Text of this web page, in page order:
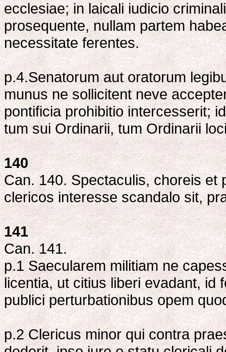
ecclesiae; in laicali iudicio
prosequente, nullam partem
necessitate ferentes.
p.4.Senatorum aut oratorum
munus ne sollicitent neve
pontificia prohibitio intercesserit;
tum sui Ordinarii, tum Ordinarii
140
Can. 140. Spectaculis, choreis et
clericos interesse scandalo sit,
141
Can. 141.
p.1 Saecularem militiam ne
licentia, ut citius liberi evadant, id
publici perturbationibus opem
p.2 Clericus minor qui contra